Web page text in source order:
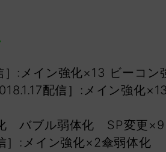
］:メイン強化×13 ビーコ
配信］:メイン強化
バブル弱体化 SP変更×9
］:メイン強化×2傘弱体